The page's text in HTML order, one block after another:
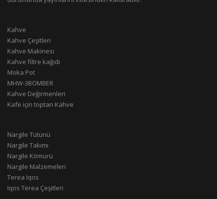
Kahve
Kahve Çeşitleri
Kahve Makinesi
Kahve filtre kağıdı
Moka Pot
MHW-3BOMBER
Kahve Değirmenleri
Kafe için toptan Kahve
Nargile Tütünü
Nargile Takımı
Nargile Kömürü
Nargile Malzemeleri
Terea Iqos
Iqos Terea Çeşitleri